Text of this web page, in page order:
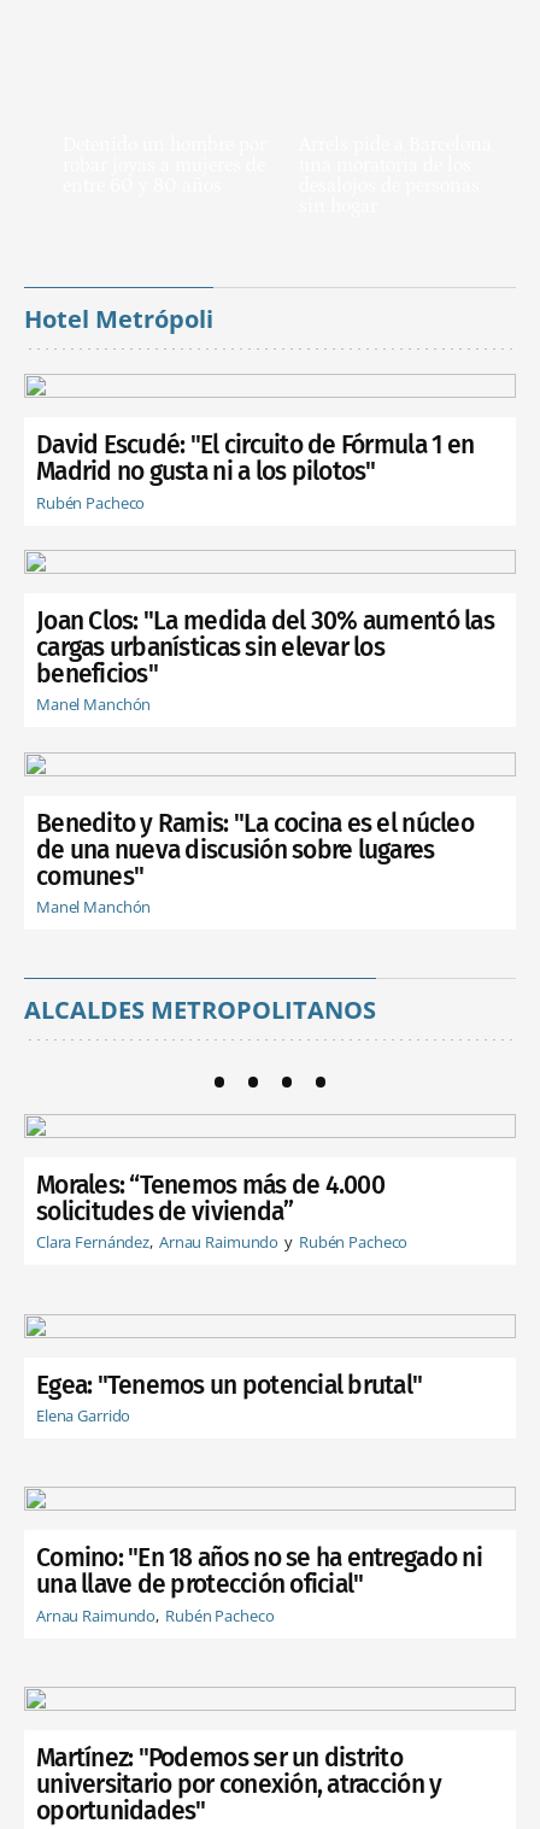
Hotel Metrópoli
David Escudé: "El circuito de Fórmula 1 en
Madrid no gusta ni a los pilotos"
Rubén Pacheco
Joan Clos: "La medida del 30% aumentó las
cargas urbanísticas sin elevar los
beneficios"
Manel Manchón
Benedito y Ramis: "La cocina es el núcleo
de una nueva discusión sobre lugares
comunes"
Manel Manchón
ALCALDES METROPOLITANOS
Morales: “Tenemos más de 4.000
solicitudes de vivienda”
Clara Fernández Arnau Raimundo Rubén Pacheco
Egea: "Tenemos un potencial brutal"
Elena Garrido
Comino: "En 18 años no se ha entregado ni
una llave de protección oficial"
Arnau Raimundo Rubén Pacheco
Martínez: "Podemos ser un distrito
universitario por conexión, atracción y
oportunidades"